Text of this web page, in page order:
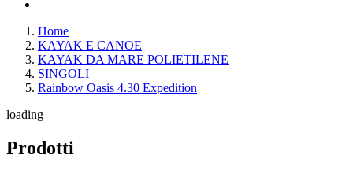
Home
KAYAK E CANOE
KAYAK DA MARE POLIETILENE
SINGOLI
Rainbow Oasis 4.30 Expedition
loading
Prodotti